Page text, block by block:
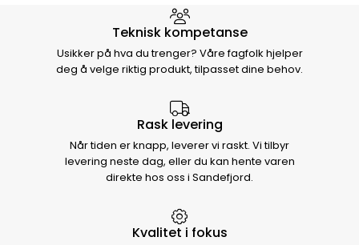
Hvorfor velge Storm Halvorsen
Teknisk kompetanse
Usikker på hva du trenger? Våre fagfolk hjelper
deg å velge riktig produkt, tilpasset dine behov.
Rask levering
Når tiden er knapp, leverer vi raskt. Vi tilbyr
levering neste dag, eller du kan hente varen
direkte hos oss i Sandefjord.
Kvalitet i fokus